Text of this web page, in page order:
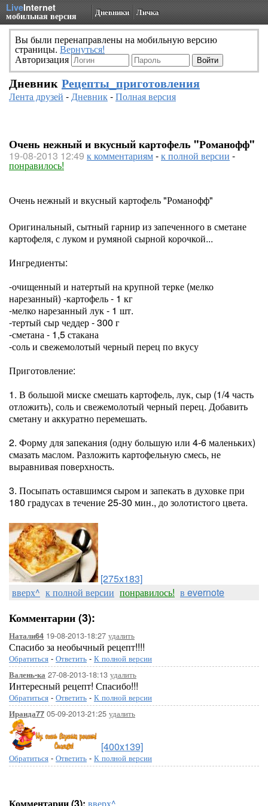
LiveInternet
мобильная версия Дневники Личка
Вы были перенаправлены на мобильную версию
страницы. Вернуться!
Авторизация
Дневник Рецепты_приготовления
Лента друзей -Дневник-Полная версия
Очень нежный и вкусный картофель "Романофф"
19-08-2013 12:49 к комментариям-к полной версии -
понравилось!
Очень нежный и вкусный картофель "Романофф"
Оригинальный, сытный гарнир из запеченного в сметане
картофеля, с луком и румяной сырной корочкой...
Ингредиенты:
-очищенный и натертый на крупной терке (мелко
нарезанный) -картофель - 1 кг
-мелко нарезанный лук - 1 шт.
-тертый сыр чеддер - 300 г
-сметана - 1,5 стакана
-соль и свежемолотый черный перец по вкусу
Приготовление:
1. В большой миске смешать картофель, лук, сыр (1/4 часть
отложить), соль и свежемолотый черный перец. Добавить
сметану и аккуратно перемешать.
2. Форму для запекания (одну большую или 4-6 маленьких)
смазать маслом. Разложить картофельную смесь, не
выравнивая поверхность.
3. Посыпать оставшимся сыром и запекать в духовке при
180 градусах в течение 25-30 мин., до золотистого цвета.
[275x183]
вверх^ к полной версии понравилось! в evernote
Комментарии (3):
Натали64 19-08-2013-18:27 удалить
Спасибо за необычный рецепт!!!!
Обратиться - Ответить - К полной версии
Валень-ка 27-08-2013-18:13 удалить
Интересный рецепт! Спасибо!!!
Обратиться - Ответить - К полной версии
Ираида77 05-09-2013-21:25 удалить
[400x139]
Обратиться - Ответить - К полной версии